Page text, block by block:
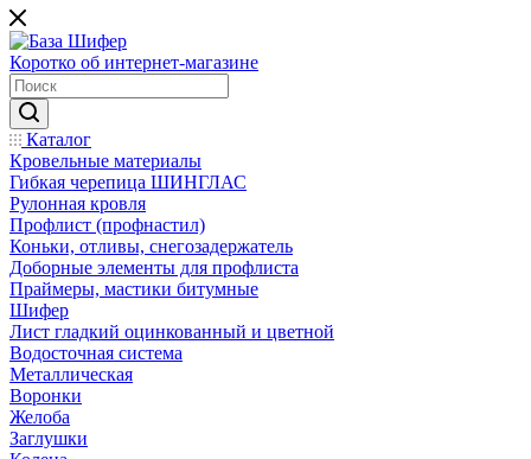
Коротко об интернет-магазине
Каталог
Кровельные материалы
Гибкая черепица ШИНГЛАС
Рулонная кровля
Профлист (профнастил)
Коньки, отливы, снегозадержатель
Доборные элементы для профлиста
Праймеры, мастики битумные
Шифер
Лист гладкий оцинкованный и цветной
Водосточная система
Металлическая
Воронки
Желоба
Заглушки